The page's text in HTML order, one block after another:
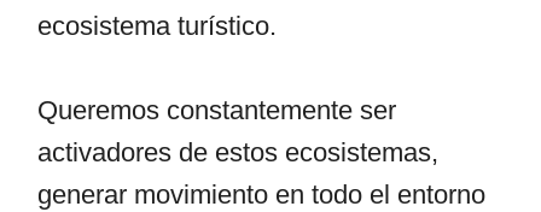
ecosistema turístico.
Queremos constantemente ser
activadores de estos ecosistemas,
generar movimiento en todo el entorno